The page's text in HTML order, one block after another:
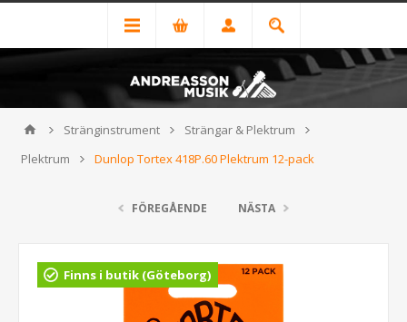
Stränginstrument
Strängar & Plektrum
Plektrum
Dunlop Tortex 418P.60 Plektrum 12-pack
FÖREGÅENDE NÄSTA
Finns i butik (Göteborg)